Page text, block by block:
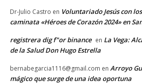
Dr-Julio Castro en Voluntariado Jesús con
caminata «Héroes de Corazón 2024» en
registrera dig f"or binance en La Vega:
de la Salud Don Hugo Estrella
bernabegarcia1116@gmail.com en Arroyo
mágico que surge de una idea oportuna